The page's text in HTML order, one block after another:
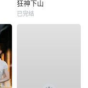
狂神下山
已完结